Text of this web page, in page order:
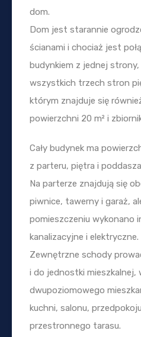
dom.
Dom jest starannie
ścianami i chociaż jest
budynkiem z jednej
wszystkich trzech stron
którym znajduje się
powierzchni 20 m² i
Cały budynek ma
z parteru, piętra i
Na parterze znajdują się
piwnice, tawerny i garaż,
pomieszczeniu wykonano
kanalizacyjne i elektryczne.
Zewnętrzne schody
i do jednostki mieszkalnej,
dwupoziomowego
kuchni, salonu,
przestronnego tarasu.